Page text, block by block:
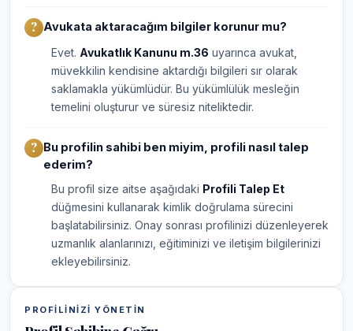
Avukata aktaracağım bilgiler korunur mu?
Evet. Avukatlık Kanunu m.36 uyarınca avukat,
müvekkilin kendisine aktardığı bilgileri sır olarak
saklamakla yükümlüdür. Bu yükümlülük mesleğin
temelini oluşturur ve süresiz niteliktedir.
Bu profilin sahibi ben miyim, profili nasıl talep
ederim?
Bu profil size aitse aşağıdaki Profili Talep Et
düğmesini kullanarak kimlik doğrulama sürecini
başlatabilirsiniz. Onay sonrası profilinizi düzenleyerek
uzmanlık alanlarınızı, eğitiminizi ve iletişim bilgilerinizi
ekleyebilirsiniz.
PROFILINIZI YÖNETIN